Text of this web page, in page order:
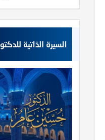
السيرة الذاتية